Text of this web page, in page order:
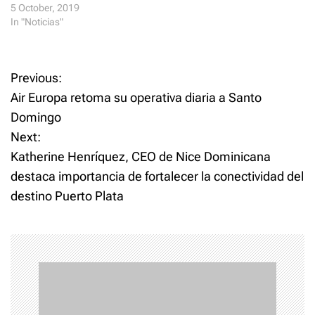
5 October, 2019
In "Noticias"
P
o
s
t
n
a
v
i
Previous:
Air Europa retoma su operativa diaria a Santo
Domingo
Next:
Katherine Henríquez, CEO de Nice Dominicana
destaca importancia de fortalecer la conectividad del
destino Puerto Plata